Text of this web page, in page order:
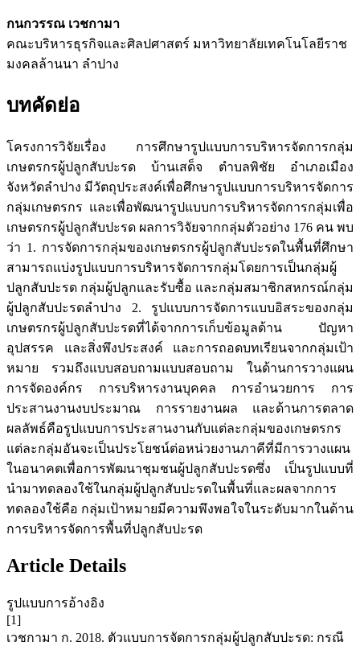
กนกวรรณ เวชกามา
คณะบริหารธุรกิจและศิลปศาสตร์ มหาวิทยาลัยเทคโนโลยีราช
มงคลล้านนา ลำปาง
บทคัดย่อ
โครงการวิจัยเรื่อง การศึกษารูปแบบการบริหารจัดการกลุ่ม
เกษตรกรผู้ปลูกสับปะรด บ้านเสด็จ ตำบลพิชัย อำเภอเมือง
จังหวัดลำปาง มีวัตถุประสงค์เพื่อศึกษารูปแบบการบริหารจัดการ
กลุ่มเกษตรกร และเพื่อพัฒนารูปแบบการบริหารจัดการกลุ่มเพื่อ
เกษตรกรผู้ปลูกสับปะรด ผลการวิจัยจากกลุ่มตัวอย่าง 176 คน พบ
ว่า 1. การจัดการกลุ่มของเกษตรกรผู้ปลูกสับปะรดในพื้นที่ศึกษา
สามารถแบ่งรูปแบบการบริหารจัดการกลุ่มโดยการเป็นกลุ่มผู้
ปลูกสับปะรด กลุ่มผู้ปลูกและรับซื้อ และกลุ่มสมาชิกสหกรณ์กลุ่ม
ผู้ปลูกสับปะรดลำปาง 2. รูปแบบการจัดการแบบอิสระของกลุ่ม
เกษตรกรผู้ปลูกสับปะรดที่ได้จากการเก็บข้อมูลด้าน ปัญหา
อุปสรรค และสิ่งพึงประสงค์ และการถอดบทเรียนจากกลุ่มเป้า
หมาย รวมถึงแบบสอบถามแบบสอบถาม ในด้านการวางแผน
การจัดองค์กร การบริหารงานบุคคล การอำนวยการ การ
ประสานงานงบประมาณ การรายงานผล และด้านการตลาด
ผลลัพธ์คือรูปแบบการประสานงานกับแต่ละกลุ่มของเกษตรกร
แต่ละกลุ่มอันจะเป็นประโยชน์ต่อหน่วยงานภาคีที่มีการวางแผน
ในอนาคตเพื่อการพัฒนาชุมชนผู้ปลูกสับปะรดซึ่ง เป็นรูปแบบที่
นำมาทดลองใช้ในกลุ่มผู้ปลูกสับปะรดในพื้นที่และผลจากการ
ทดลองใช้คือ กลุ่มเป้าหมายมีความพึงพอใจในระดับมากในด้าน
การบริหารจัดการพื้นที่ปลูกสับปะรด
Article Details
รูปแบบการอ้างอิง
[1]
เวชกามา ก. 2018. ตัวแบบการจัดการกลุ่มผู้ปลูกสับปะรด: กรณี